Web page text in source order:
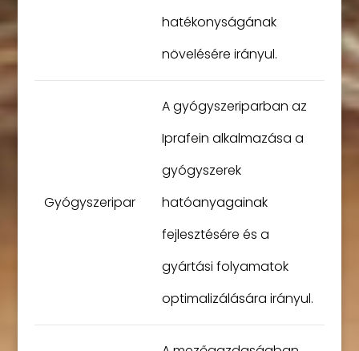
hatékonyságának
növelésére irányul.
Gyógyszeripar
A gyógyszeriparban az
Iprafein alkalmazása a
gyógyszerek
hatóanyagainak
fejlesztésére és a
gyártási folyamatok
optimalizálására irányul.